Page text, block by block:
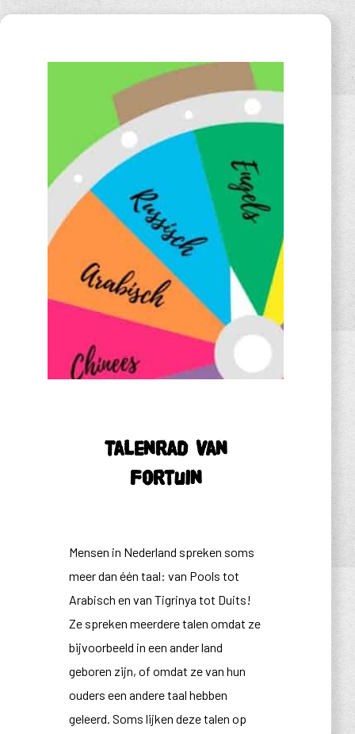
Talenrad van
Fortuin
Mensen in Nederland spreken soms
meer dan één taal: van Pools tot
Arabisch en van Tigrinya tot Duits!
Ze spreken meerdere talen omdat ze
bijvoorbeeld in een ander land
geboren zijn, of omdat ze van hun
ouders een andere taal hebben
geleerd. Soms lijken deze talen op